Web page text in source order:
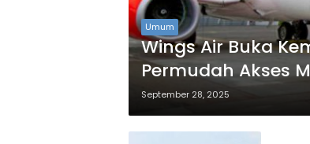
Umum
Wings Air Buka
Permudah Akses
September 28, 2025